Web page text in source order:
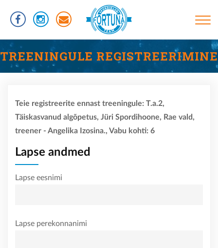
edasi
juurde
PõhinavigatsioonTREENINGUD
INFORMATSIOON
UJUMISTASEMED
TREENINGULE REGISTREERIMINE
Teie registreerite ennast treeningule: T.a.2,
Täiskasvanud algõpetus, Jüri Spordihoone, Rae vald,
treener - Angelika Izosina., Vabu kohti: 6
Lapse andmed
Lapse eesnimi
Lapse perekonnanimi